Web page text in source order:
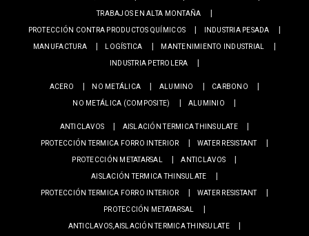
TRABAJOS EN ALTA MONTAÑA
PROTECCIÓN CONTRA PRODUCTOS QUÍMICOS
INDUSTRIA PESADA
MANUFACTURA
LOGÍSTICA
MANTENIMIENTO INDUSTRIAL
INDUSTRIA PETROLERA
ACERO NO METÁLICA ALUMINO
CARBONO
NO METÁLICA (COMPOSITE)
ALUMINIO
ANTICLAVOS
AISLACIÓN TERMICA THINSULATE
PROTECCIÓN TERMICA FORRO INTERIOR
WATER RESISTANT
PROTECCIÓN METATARSAL
ANTICLAVOS
AISLACIÓN TERMICA THINSULATE
PROTECCIÓN TERMICA FORRO INTERIOR
WATER RESISTANT
PROTECCIÓN METATARSAL
ANTICLAVOS,AISLACIÓN TERMICA THINSULATE